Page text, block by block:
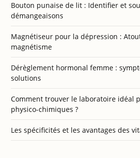
Bouton punaise de lit : Identifier et
démangeaisons
Magnétiseur pour la dépression :
magnétisme
Dérèglement hormonal femme :
solutions
Comment trouver le laboratoire idéal
physico-chimiques ?
Les spécificités et les avantages des